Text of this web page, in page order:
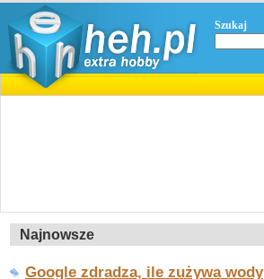
Szukaj
Najnowsze
Google zdradza, ile zużywa wody